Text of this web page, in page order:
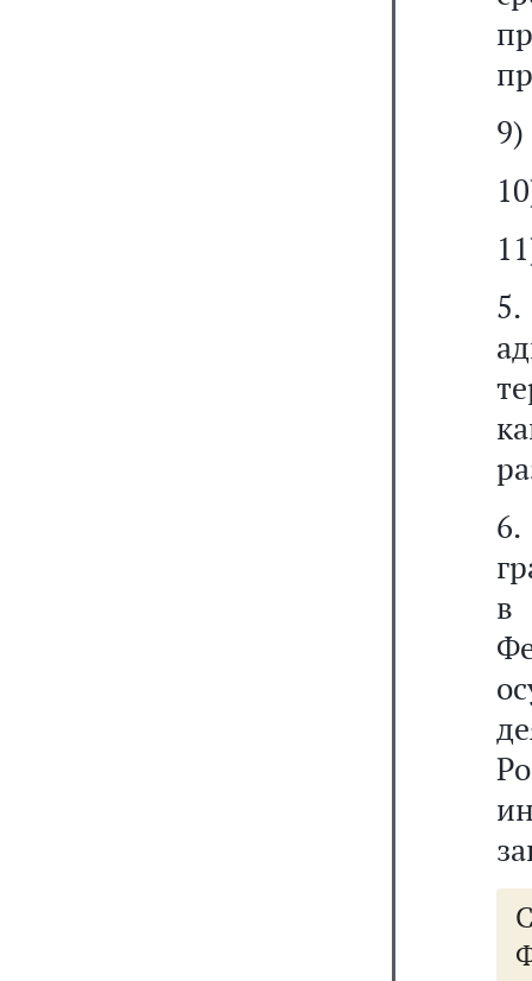
9)
в